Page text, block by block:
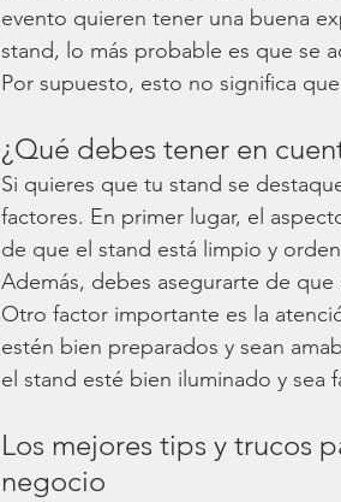
evento quieren tener una buena
stand, lo más probable es que se
Por supuesto, esto no significa
¿Qué debes tener en
Si quieres que tu stand se
factores. En primer lugar, el
de que el stand está limpio y
Además, debes asegurarte de
Otro factor importante es la
estén bien preparados y sean
el stand esté bien iluminado y sea
Los mejores tips y trucos
negocio